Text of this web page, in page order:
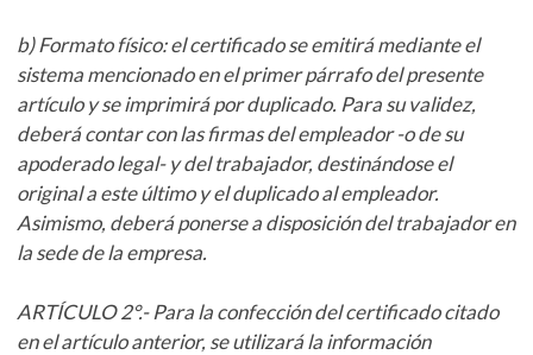
b) Formato físico: el certificado se emitirá mediante el
sistema mencionado en el primer párrafo del presente
artículo y se imprimirá por duplicado. Para su validez,
deberá contar con las firmas del empleador -o de su
apoderado legal- y del trabajador, destinándose el
original a este último y el duplicado al empleador.
Asimismo, deberá ponerse a disposición del trabajador en
la sede de la empresa.
ARTÍCULO 2°.- Para la confección del certificado citado
en el artículo anterior, se utilizará la información